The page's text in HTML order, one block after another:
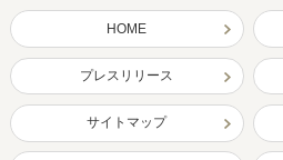
HOME
プレスリリース
サイトマップ